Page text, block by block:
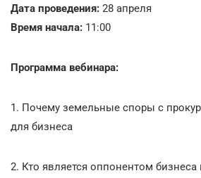
Дата проведения: 28 апреля
Время начала: 11:00
Программа вебинара:
1. Почему земельные споры с
для бизнеса
2. Кто является оппонентом бизнеса